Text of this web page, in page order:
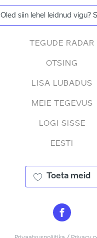
Oled siin lehel leidnud vigu?
TEGUDE RADAR
OTSING
LISA LUBADUS
MEIE TEGEVUS
LOGI SISSE
EESTI
Toeta meid